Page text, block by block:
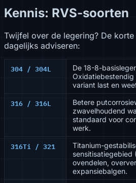
Kennis: RVS-soorten
Twijfel over de legering? De
dagelijks adviseren:
304 / 304L
De 18-8-
variant last en
316 / 316L
Betere
zwavelhoudend
standaard voor
werk.
316Ti / 321
Titanium-
sensitisatiegebied
ovendelen,
expansiebalgen.